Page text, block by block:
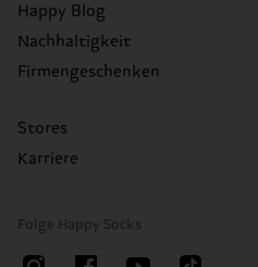
Happy Blog
Nachhaltigkeit
Firmengeschenken
Stores
Karriere
Folge Happy Socks